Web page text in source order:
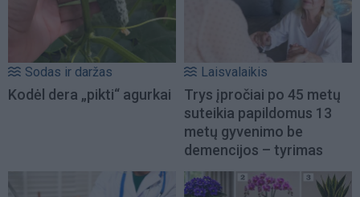
Sodas ir daržas
Kodėl dera „pikti“ agurkai
Laisvalaikis
Trys įpročiai po 45 metų
suteikia papildomus 13
metų gyvenimo be
demencijos – tyrimas